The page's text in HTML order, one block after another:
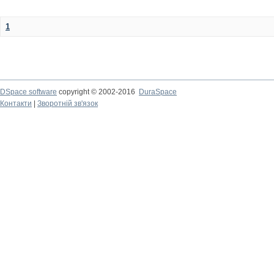
1
DSpace software copyright © 2002-2016
DuraSpace
Контакти
Зворотній зв'язок